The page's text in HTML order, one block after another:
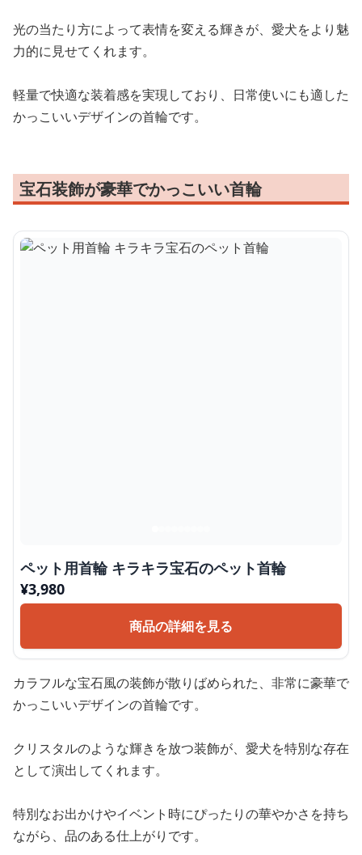
光の当たり方によって表情を変える輝きが、愛犬をより魅
力的に見せてくれます。
軽量で快適な装着感を実現しており、日常使いにも適した
かっこいいデザインの首輪です。
宝石装飾が豪華でかっこいい首輪
ペット用首輪 キラキラ宝石のペット首輪
¥3,980
商品の詳細を見る
カラフルな宝石風の装飾が散りばめられた、非常に豪華で
かっこいいデザインの首輪です。
クリスタルのような輝きを放つ装飾が、愛犬を特別な存在
として演出してくれます。
特別なお出かけやイベント時にぴったりの華やかさを持ち
ながら、品のある仕上がりです。